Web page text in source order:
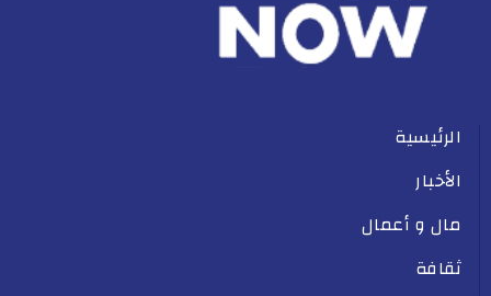
الرئيسية
الأخبار
مال و أعمال
ثقافة